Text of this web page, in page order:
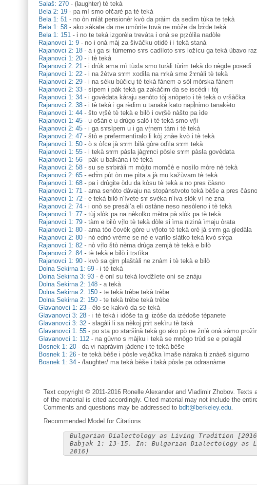
Salaš: 270 - (laughter) tè tekà
Bela 2: 19 - pa mì smo ofčarè pa tè tekà
Bela 1: 51 - no òn mlàt pensionèr kvò da pràim da sedìm tùka te tekà
Bela 1: 58 - ako sàkate da me umòrite tovà ne mòže da bɤ̀de tekà
Bela 1: 151 - i no te tekà izgorèla trevàta i onà se pṛzòlila nadòle
Rajanovci 1: 9 - no i onà màj za šivàčku otidè i i tekà stanà
Rajanovci 2: 18 - a i ga si tùrnemo sɤs cadìloto sɤs ložìcu ga tekà ùbavo
Rajanovci 1: 20 - i tè tekà
Rajanovci 2: 21 - i drùk ama mì tùxla smo turàli tùrim tekà do nègde posedì
Rajanovci 1: 22 - i na žètva sɤm xodìla na rɤkà sme žɤnàli tè tekà
Rajanovci 2: 29 - i na sèku bùčicu̥ tè tekà fànem ə sòl mòrska fànem
Rajanovci 2: 33 - sìpem i pàk tekà ga zakàčim da se iscèdi i tòj
Rajanovci 1: 34 - i govèdata kàraju senòto tòj snòpeto i tè tekà o vṛšàčka
Rajanovci 2: 38 - i tè tekà i ga rèdim u tanakè kato napḷ̀nimo tanakèto
Rajanovci 1: 44 - što vṛšè tè tekà e bilò i ovṛšè nàšto pa ìde
Rajanovci 1: 45 - u ošàn’e u drùgo salò i tè tekà smo vṛ̀li
Rajanovci 2: 45 - i ga sɤsìpem u i ga vṛ̀nem tàm i tè tekà
Rajanovci 2: 47 - štò e prefermentìralo li kòj znàe kvò i tè tekà
Rajanovci 1: 50 - ò s òfce jà sɤm bilà gòre odìla sɤm tekà
Rajanovci 1: 55 - i tekà sɤm pàsla jàgɤnci pòsle sɤm pàsla govèdata
Rajanovci 1: 56 - pàk u balkàna i tè tekà
Rajanovci 2: 58 - su se sɤbiràli m mòjto momčè e nosìlo mòre nè tekà
Rajanovci 2: 65 - edɤ̀n pùt òn me pìta a jà mu kažùvam tè tekà
Rajanovci 1: 68 - pa i drùgite òdu da kòsu tè tekà a no pres čàsno
Rajanovci 1: 71 - ama senòto dàvaju na stopànstvoto tekà bèše a pres čàsno
Rajanovci 1: 72 - e tekà bilò n’ìvete sɤ svèka n’ìva slòk vì ne zna
Rajanovci 2: 74 - i onò se presàl’a eli ostàne neso nesòleno i tè tekà
Rajanovci 1: 77 - tùj slòk pa na nèkolko mètra pà slòk pa tè tekà
Rajanovci 1: 79 - tàm e bilò vṛ̀lo tè tekà dòle si ìma nizinà ìmaju òrata
Rajanovci 1: 80 - ama tòo čovèk gòre u vṛ̀loto tè tekà orè jà sɤm ga gledàla
Rajanovci 2: 80 - nò ednò vrème se nè e varìlo slàtko tekà kvò sɤ̀ga
Rajanovci 1: 82 - nò vṛ̀lo štò nèma drùga zemjà tè tekà e bilò
Rajanovci 2: 84 - tè tekà e bilò i tṛstìka
Rajanovci 1: 90 - kvò sa gim plaštàli ne znàm i tè tekà e bilò
Dolna Sekirna 1: 69 - i tè tekà
Dolna Sekirna 3: 93 - è onì su tekà lovdžìete onì se znàju
Dolna Sekirna 2: 148 - a tekà
Dolna Sekirna 2: 150 - te tekà trèbe tekà trèbe
Dolna Sekirna 2: 150 - te tekà trèbe tekà trèbe
Glavanovci 1: 23 - èlo se kakvò da se tekà
Glavanovci 3: 28 - i tè tekà i idòše ta gi izòše da izèdoše tèpanete
Glavanovci 3: 32 - slagàli li sa nèkoj pɤ̀t sekìru tè takà
Glavanovci 1: 55 - po sta po staršinà tekà go ako pò ne žn’è onà sàmo
Glavanovci 1: 112 - na gùvno s màjku i tekà se mnògo trùd se e polagàl
Bosnek 1: 20 - da vi napràvim jàdene i te tekà bèše
Bosnek 1: 26 - te tekà bèše i pòsle vejàčka ìmaše nàraka ti znàeš sìgurno
Bosnek 1: 34 - /laughter/ ma tekà bèše i takà pòsle pa odrasnàme
Text copyright © 2011-2016 Ronelle Alexander and Vladimir Zhobov.
of the material is cited accordingly. Cited material may not include the
Comments and questions may be addressed to bdlt@berkeley.edu.
Recommended Model for Citations
Bulgarian Dialectology as Living Tradition
Babjak 1: 13-15. In: Bulgarian Dialectology as
2016)